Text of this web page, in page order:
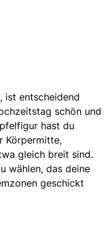
ist entscheidend
schön und
hast du
Körpermitte,
gleich breit sind.
wählen, das deine
geschickt